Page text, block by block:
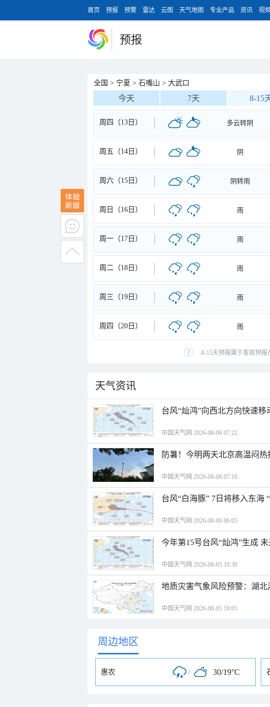
首页 预报 预警 雷达 云图 天气地图 专业产品 资讯 视频
预报
全国 > 宁夏 > 石嘴山 > 大武口
今天 7天 8-15
周四（13日） 多云转阴
周五（14日） 阴
周六（15日） 阴转雨
周日（16日） 雨
周一（17日） 雨
周二（18日） 雨
周三（19日） 雨
周四（20日） 雨
8-15天预报属于客观预
天气资讯
台风“灿鸿”向西北方向快速
中国天气网 2026-08-06 07:22
防暑！今明两天北京高温闷
中国天气网 2026-08-06 07:10
台风“白海豚” 7日将移入东海
中国天气网 2026-08-06 06:05
今年第15号台风“灿鸿”生成
中国天气网 2026-08-05 18:30
地质灾害气象风险预警：湖
中国天气网 2026-08-05 18:05
周边地区
惠农 / 30/19°C